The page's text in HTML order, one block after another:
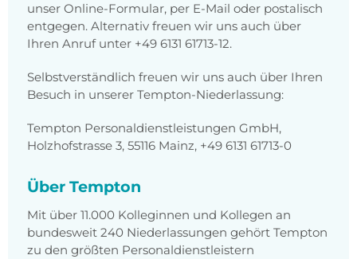
unser Online-Formular, per E-Mail oder postalisch
entgegen. Alternativ freuen wir uns auch über
Ihren Anruf unter +49 6131 61713-12.
Selbstverständlich freuen wir uns auch über Ihren
Besuch in unserer Tempton-Niederlassung:
Tempton Personaldienstleistungen GmbH,
Holzhofstrasse 3, 55116 Mainz, +49 6131 61713-0
Über Tempton
Mit über 11.000 Kolleginnen und Kollegen an
bundesweit 240 Niederlassungen gehört Tempton
zu den größten Personaldienstleistern